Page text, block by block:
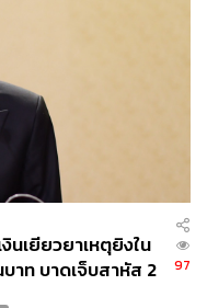
เยียวยาเหตุยิงใน
าท บาดเจ็บสาหัส 2
97